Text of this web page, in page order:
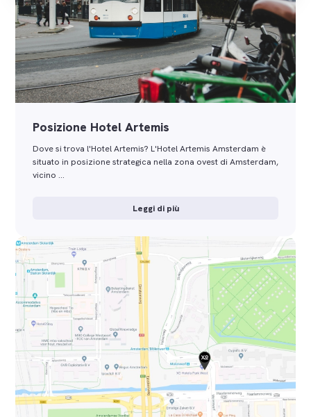
Posizione Hotel Artemis
Dove si trova l'Hotel Artemis? L'Hotel Artemis Amsterdam è
situato in posizione strategica nella zona ovest di Amsterdam,
vicino …
Leggi di più